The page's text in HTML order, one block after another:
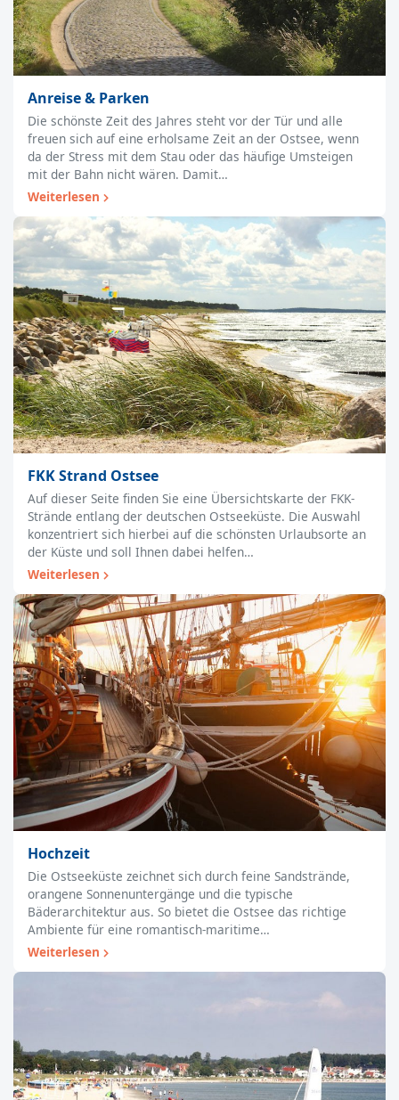
Anreise & Parken
Die schönste Zeit des Jahres steht vor der Tür und alle
freuen sich auf eine erholsame Zeit an der Ostsee, wenn
da der Stress mit dem Stau oder das häufige Umsteigen
mit der Bahn nicht wären. Damit…
Weiterlesen
FKK Strand Ostsee
Auf dieser Seite finden Sie eine Übersichtskarte der FKK-
Strände entlang der deutschen Ostseeküste. Die Auswahl
konzentriert sich hierbei auf die schönsten Urlaubsorte an
der Küste und soll Ihnen dabei helfen…
Weiterlesen
Hochzeit
Die Ostseeküste zeichnet sich durch feine Sandstrände,
orangene Sonnenuntergänge und die typische
Bäderarchitektur aus. So bietet die Ostsee das richtige
Ambiente für eine romantisch-maritime…
Weiterlesen